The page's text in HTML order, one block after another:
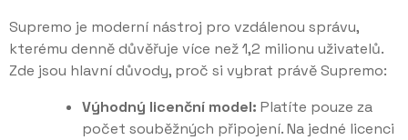
Supremo je moderní nástroj pro vzdálenou správu,
kterému denně důvěřuje více než 1,2 milionu uživatelů.
Zde jsou hlavní důvody, proč si vybrat právě Supremo:
Výhodný licenční model: Platíte pouze za
počet souběžných připojení. Na jedné licenci